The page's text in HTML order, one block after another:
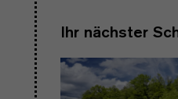
Ihr nächster